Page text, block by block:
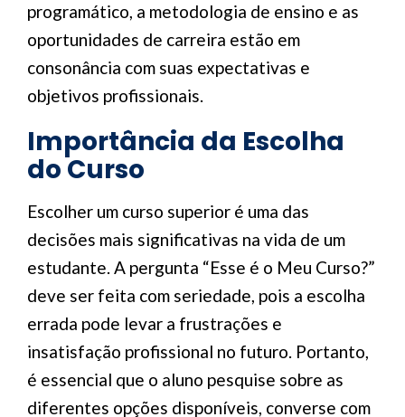
programático, a metodologia de ensino e as
oportunidades de carreira estão em
consonância com suas expectativas e
objetivos profissionais.
Importância da Escolha
do Curso
Escolher um curso superior é uma das
decisões mais significativas na vida de um
estudante. A pergunta “Esse é o Meu Curso?”
deve ser feita com seriedade, pois a escolha
errada pode levar a frustrações e
insatisfação profissional no futuro. Portanto,
é essencial que o aluno pesquise sobre as
diferentes opções disponíveis, converse com